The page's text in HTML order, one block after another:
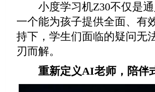
小度学习机Z30不仅是通
一个能为孩子提供全面、有
持下，学生们面临的疑问无
刃而解。
重新定义AI老师， 陪伴